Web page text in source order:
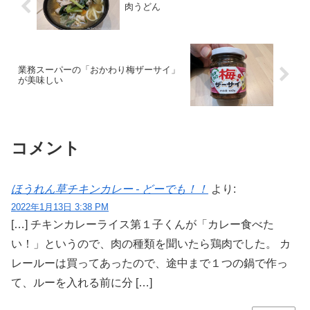
肉うどん
業務スーパーの「おかわり梅ザーサイ」
が美味しい
コメント
ほうれん草チキンカレー - どーでも！！ より:
2022年1月13日 3:38 PM
[…] チキンカレーライス第１子くんが「カレー食べた
い！」というので、肉の種類を聞いたら鶏肉でした。 カ
レールーは買ってあったので、途中まで１つの鍋で作っ
て、ルーを入れる前に分 […]